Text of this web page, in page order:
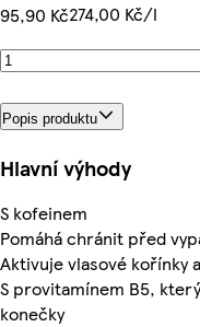
95,90 Kč274,00 Kč/l
Popis produktu
Hlavní výhody
S kofeinem
Pomáhá chránit před
Aktivuje vlasové kořínky
S provitamínem B5,
konečky